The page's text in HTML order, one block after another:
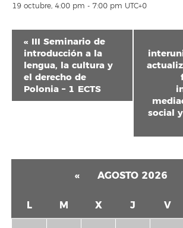
19 octubre, 4:00 pm - 7:00 pm UTC+0
Navegación
del
Evento
« III Seminario de
introducción a la
lengua, la cultura y
el derecho de
Polonia – 1 ECTS
social
« AGOSTO 2026
L M X J V